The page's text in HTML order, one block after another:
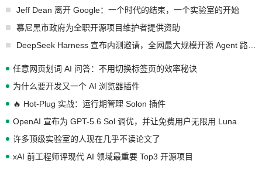
Jeff Dean 离开 Google：一个时代的结束，一个实验室的开始
慕尼黑市政府为全职开源项目维护者提供资助
任意网页划词 AI 问答：不用切换标签页的效率秘诀
为什么要开发又一个 AI 浏览器插件
🔥 Hot-Plug 实战：运行期管理 Solon 插件
OpenAI 宣布为 GPT-5.6 Sol 调优，并让免费用户无限用 Luna
许多顶级实验室的人现在几乎不读论文了
xAI 前工程师评现代 AI 领域最重要 Top3 开源项目